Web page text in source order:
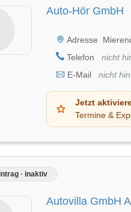
Auto-Hör GmbH
Adresse
Telefon
nicht
E-Mail
nicht
Jetzt
Termine &
· inaktiv
Autovilla GmbH